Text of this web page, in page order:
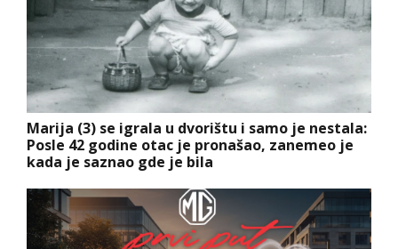
Marija (3) se igrala u dvorištu i samo je nestala:
Posle 42 godine otac je pronašao, zanemeo je
kada je saznao gde je bila